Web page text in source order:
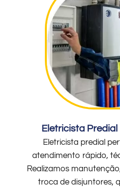
Eletricista Predial
Eletricista predial
atendimento rápido,
Realizamos
troca de disjuntores,